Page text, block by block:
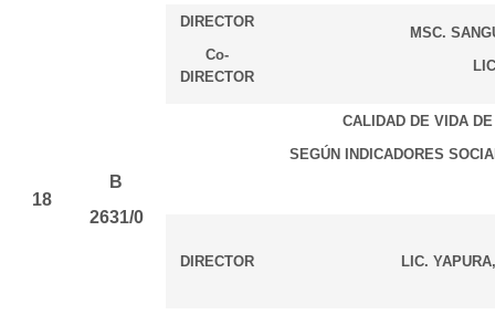
DIRECTOR
Co-
DIRECTOR
MSC.
18
B
2631/0
CALIDAD DE VIDA
SEGÚN INDICADORES
DIRECTOR LIC.